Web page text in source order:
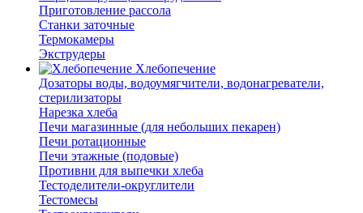
Приготовление рассола
Станки заточные
Термокамеры
Экструдеры
Хлебопечение
Дозаторы воды, водоумягчители, водонагреватели,
стерилизаторы
Нарезка хлеба
Печи магазинные (для небольших пекарен)
Печи ротационные
Печи этажные (подовые)
Противни для выпечки хлеба
Тестоделители-округлители
Тестомесы